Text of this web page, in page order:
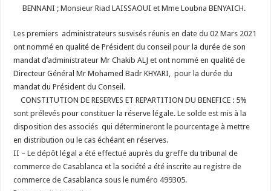
BENNANI ; Monsieur Riad LAISSAOUI et Mme Loubna BENYAICH.
Les premiers administrateurs susvisés réunis en date du 02 Mars 2021
ont nommé en qualité de Président du conseil pour la durée de son
mandat d’administrateur MrChakib ALJ et ont nommé en qualité de
Directeur GénéralMr Mohamed Badr KHYARI, pour la durée du
mandat du Président du Conseil.
CONSTITUTION DE RESERVES ET REPARTITION DU BENEFICE : 5%
sont prélevés pour constituer la réserve légale. Le solde est mis à la
disposition des associés qui détermineront le pourcentage à mettre
en distribution ou le cas échéant en réserves.
II – Le dépôt légal a été effectué auprès du greffe du tribunal de
commerce de Casablanca et la société a été inscrite au registre de
commerce de Casablanca sous le numéro 499305.